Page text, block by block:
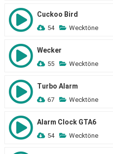
Cuckoo Bird
54 Wecktöne
Wecker
55 Wecktöne
Turbo Alarm
67 Wecktöne
Alarm Clock GTA6
54 Wecktöne